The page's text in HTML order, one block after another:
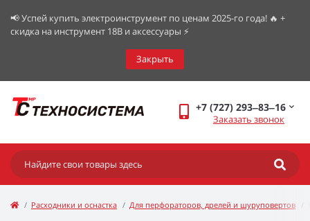
📢 Успей купить электроинструмент по ценам 2025-го года! 🔥 +
скидка на инструмент 18В и аксессуары ⚡️
Закрыть
+7 (727) 293‒83‒16
Заказать звонок
Расходники и оснастка Для перфораторов, дрелей и шуруповертов